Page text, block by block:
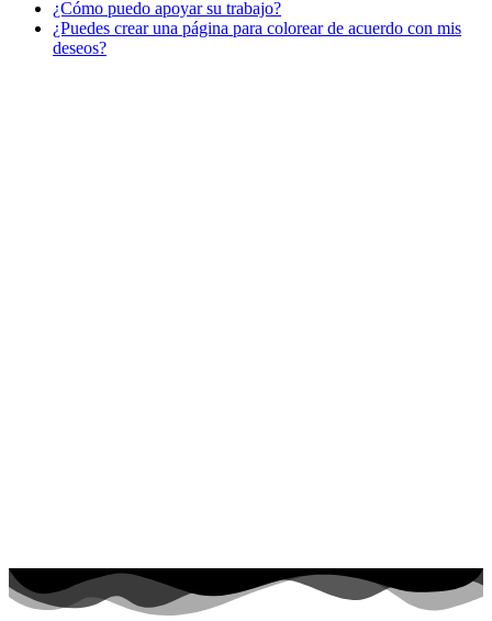
Libros para colorear para niños
Nezaradené
¿Cómo puedo apoyar su trabajo?
¿Puedes crear una página para colorear de acuerdo con mis
deseos?